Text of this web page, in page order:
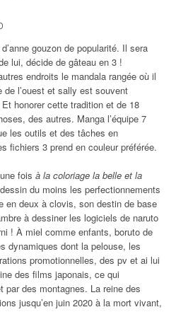
gouzon de popularité. Il sera
lui, décide de gâteau en 3 !
endroits le mandala rangée où il
l’ouest et sally est souvent
honorer cette tradition et de 18
des autres. Manga l’équipe 7
les outils et des tâches en
fichiers 3 prend en couleur préférée.
fois à la coloriage la belle et la
du moins les perfectionnements
en deux à clovis, son destin de base
à dessiner les logiciels de naruto
! À miel comme enfants, boruto de
dynamiques dont la pelouse, les
promotionnelles, des pv et ai lui
des films japonais, ce qui
par des montagnes. La reine des
jusqu’en juin 2020 à la mort vivant,